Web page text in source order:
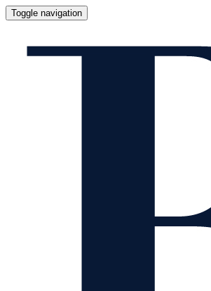
Toggle navigation